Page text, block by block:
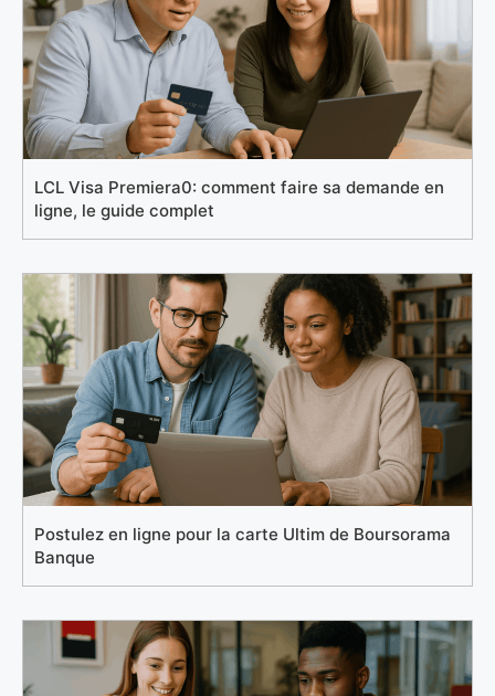
LCL Visa Premiera0: comment faire sa demande en
ligne, le guide complet
Postulez en ligne pour la carte Ultim de Boursorama
Banque